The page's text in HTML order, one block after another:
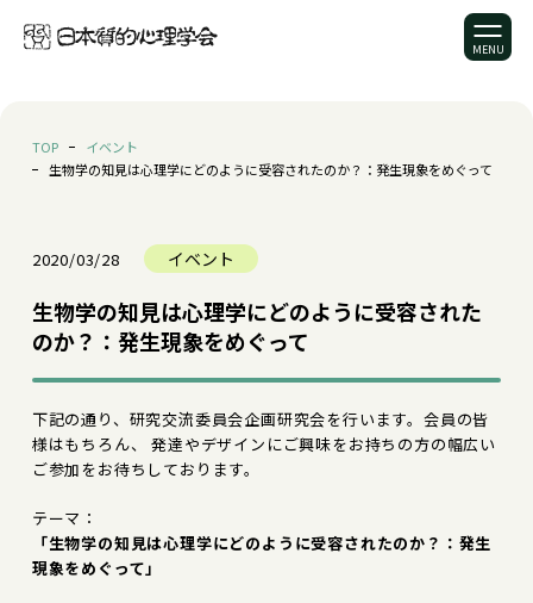
TOP
イベント
生物学の知見は心理学にどのように受容されたのか？：発生現象をめぐって
2020/03/28 イベント
生物学の知見は心理学にどのように受容された
のか？：発生現象をめぐって
下記の通り、研究交流委員会企画研究会を行います。会員の皆
様はもちろん、 発達やデザインにご興味をお持ちの方の幅広い
ご参加をお待ちしております。
テーマ：
「生物学の知見は心理学にどのように受容されたのか？：発生
現象をめぐって」